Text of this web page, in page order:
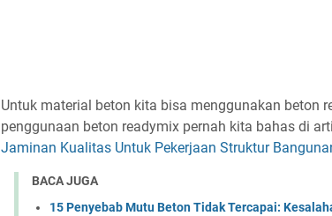
Untuk material beton kita bisa menggunakan beton
penggunaan beton readymix pernah kita bahas di
Jaminan Kualitas Untuk Pekerjaan Struktur
BACA JUGA
15 Penyebab Mutu Beton Tidak Tercapai: